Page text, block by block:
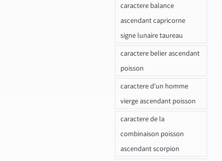
caractere balance
ascendant capricorne
signe lunaire taureau
caractere belier ascendant
poisson
caractere d'un homme
vierge ascendant poisson
caractere de la
combinaison poisson
ascendant scorpion